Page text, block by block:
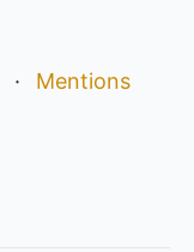
·
Mentions